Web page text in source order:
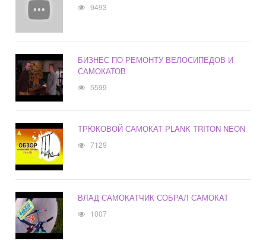
9493
БИЗНЕС ПО РЕМОНТУ ВЕЛОСИПЕДОВ И
САМОКАТОВ
5599
ТРЮКОВОЙ САМОКАТ PLANK TRITON NEON
7129
ВЛАД САМОКАТЧИК СОБРАЛ САМОКАТ
1007